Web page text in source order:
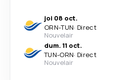
joi 08 oct.
ORN-TUN· Direct
Nouvelair
dum. 11 oct.
TUN-ORN· Direct
Nouvelair